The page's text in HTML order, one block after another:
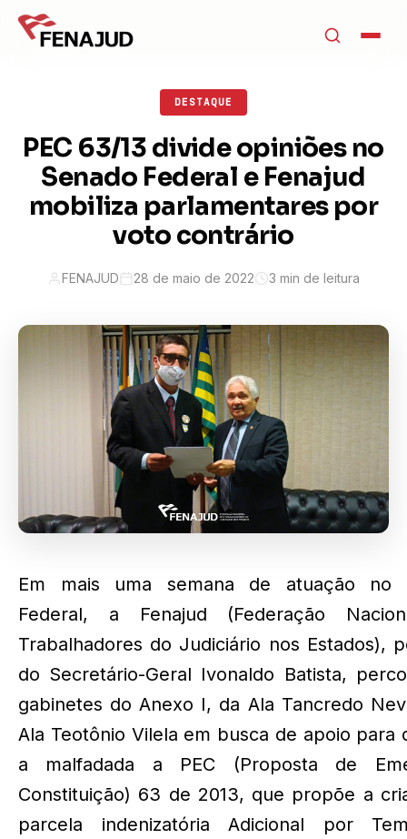
DESTAQUE
PEC 63/13 divide opiniões no
Senado Federal e Fenajud
mobiliza parlamentares por
voto contrário
FENAJUD 28 de maio de 2022 3 min de leitura
Em mais uma semana de atuação no
Federal, a Fenajud (Federação
Trabalhadores do Judiciário nos Estados),
do Secretário-Geral Ivonaldo Batista,
gabinetes do Anexo I, da Ala Tancredo
Ala Teotônio Vilela em busca de apoio para
a malfadada a PEC (Proposta de
Constituição) 63 de 2013, que propõe a
parcela indenizatória Adicional por